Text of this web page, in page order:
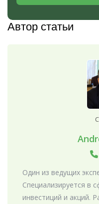
Автор статьи
Один из ведущих
Специализируется в
инвестиций и акций.